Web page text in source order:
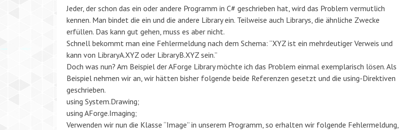
Jeder, der schon das ein oder andere Programm in C# geschrieben hat, wird das Problem vermutlich
kennen. Man bindet die ein und die andere Library ein. Teilweise auch Librarys, die ähnliche Zwecke
erfüllen. Das kann gut gehen, muss es aber nicht.
Schnell bekommt man eine Fehlermeldung nach dem Schema: “XYZ ist ein mehrdeutiger Verweis und
kann von LibraryA.XYZ oder LibraryB.XYZ sein.”
Doch was nun? Am Beispiel der AForge Library möchte ich das Problem einmal exemplarisch lösen. Als
Beispiel nehmen wir an, wir hätten bisher folgende beide Referenzen gesetzt und die using-Direktiven
geschrieben.
using System.Drawing;
using AForge.Imaging;
Verwenden wir nun die Klasse “Image” in unserem Programm, so erhalten wir folgende Fehlermeldung,